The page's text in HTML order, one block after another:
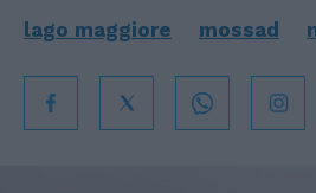
lago maggiore mossad